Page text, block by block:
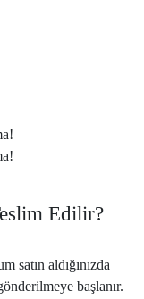
Edilir?
satın aldığınızda
başlanır.